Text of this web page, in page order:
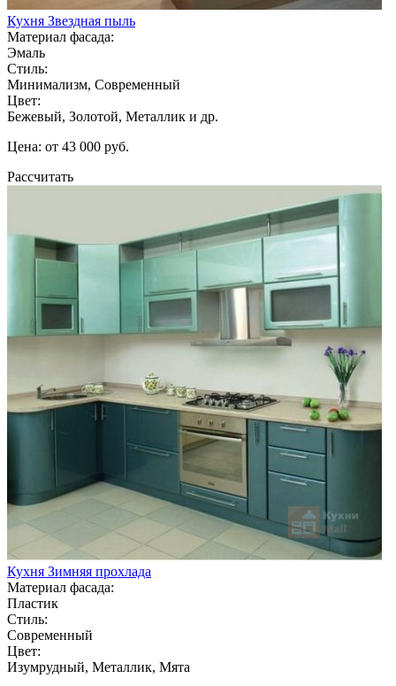
Кухня Звездная пыль
Материал фасада:
Эмаль
Стиль:
Минимализм, Современный
Цвет:
Бежевый, Золотой, Металлик и др.
Цена: от 43 000 руб.
Рассчитать
Кухня Зимняя прохлада
Материал фасада:
Пластик
Стиль:
Современный
Цвет:
Изумрудный, Металлик, Мята